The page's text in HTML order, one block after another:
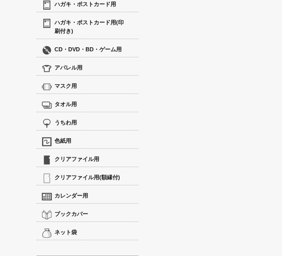
ハガキ・ポストカード用
ハガキ・ポストカード用(印
刷付き)
CD・DVD・BD・ゲーム用
アパレル用
マスク用
タオル用
うちわ用
色紙用
クリアファイル用
クリアファイル用(額縁付)
カレンダー用
ブックカバー
ネット袋